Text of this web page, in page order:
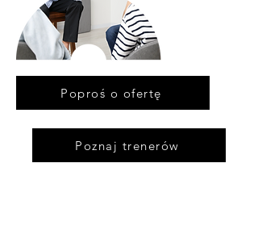
Poproś o ofertę
Poznaj trenerów